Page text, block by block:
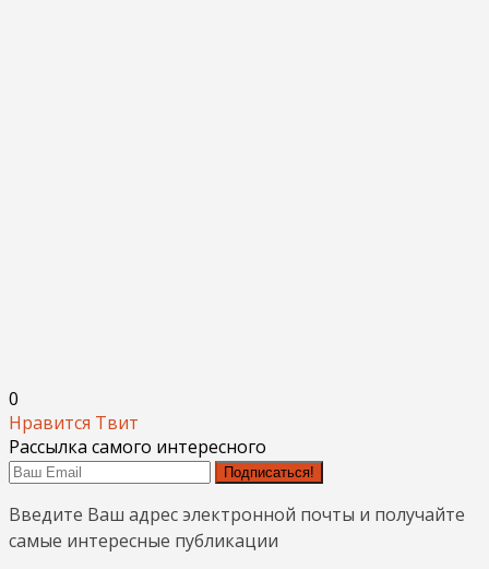
0
Нравится Твит
Рассылка самого интересного
Подписаться!
Введите Ваш адрес электронной почты и получайте
самые интересные публикации